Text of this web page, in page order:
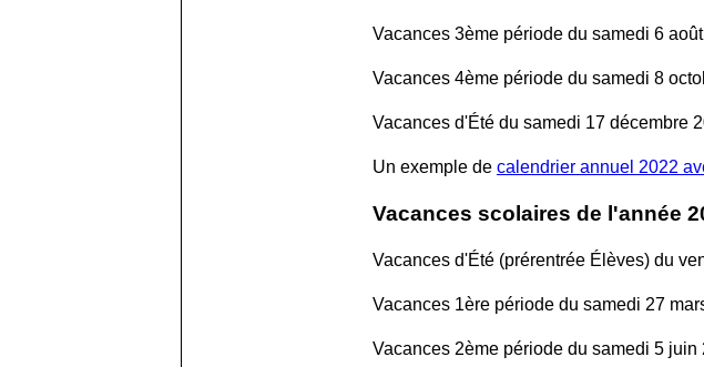
Vacances 3ème période du samedi 6
Vacances 4ème période du samedi 8
Vacances d'Été du samedi 17 décembre
Un exemple de calendrier annuel 2022
Vacances scolaires de l'année
Vacances d'Été (prérentrée Élèves) du
Vacances 1ère période du samedi 27
Vacances 2ème période du samedi 5